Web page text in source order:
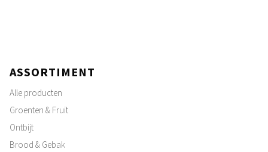
ASSORTIMENT
Alle producten
Groenten & Fruit
Ontbijt
Brood & Gebak